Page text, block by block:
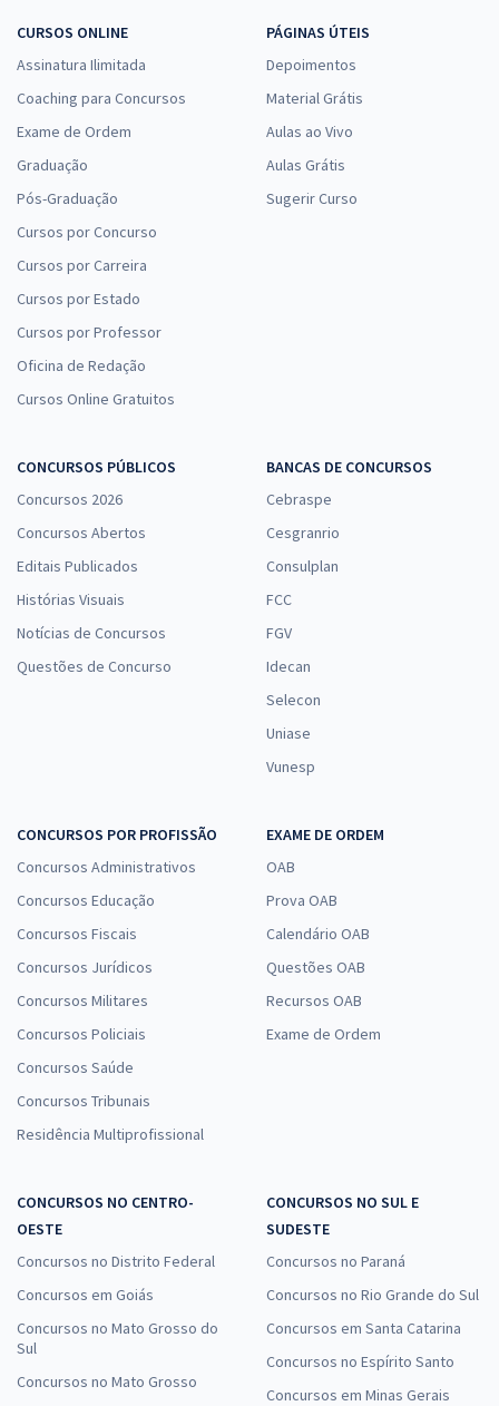
CURSOS ONLINE
Assinatura Ilimitada
Coaching para Concursos
Exame de Ordem
Graduação
Pós-Graduação
Cursos por Concurso
Cursos por Carreira
Cursos por Estado
Cursos por Professor
Oficina de Redação
Cursos Online Gratuitos
PÁGINAS ÚTEIS
Depoimentos
Material Grátis
Aulas ao Vivo
Aulas Grátis
Sugerir Curso
CONCURSOS PÚBLICOS
Concursos 2026
Concursos Abertos
Editais Publicados
Histórias Visuais
Notícias de Concursos
Questões de Concurso
BANCAS DE CONCURSOS
Cebraspe
Cesgranrio
Consulplan
FCC
FGV
Idecan
Selecon
Uniase
Vunesp
CONCURSOS POR PROFISSÃO
Concursos Administrativos
Concursos Educação
Concursos Fiscais
Concursos Jurídicos
Concursos Militares
Concursos Policiais
Concursos Saúde
Concursos Tribunais
Residência Multiprofissional
EXAME DE ORDEM
OAB
Prova OAB
Calendário OAB
Questões OAB
Recursos OAB
Exame de Ordem
CONCURSOS NO CENTRO-
OESTE
Concursos no Distrito Federal
Concursos em Goiás
Concursos no Mato Grosso do
Sul
Concursos no Mato Grosso
CONCURSOS NO SUL E
SUDESTE
Concursos no Paraná
Concursos no Rio Grande do Sul
Concursos em Santa Catarina
Concursos no Espírito Santo
Concursos em Minas Gerais